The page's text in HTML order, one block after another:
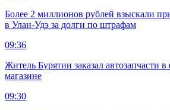
Более 2 миллионов рублей взыскали
в Улан-Удэ за долги по штрафам
09:36
Житель Бурятии заказал автозапчасти
магазине
09:30